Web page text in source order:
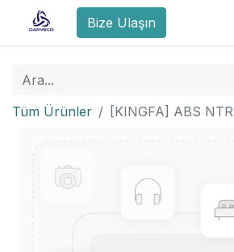
Bize Ulaşın
Tüm Ürünler [KINGFA] ABS NTR